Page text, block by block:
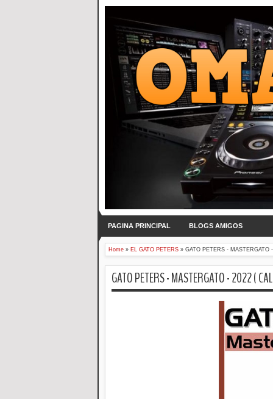
PAGINA PRINCIPAL BLOGS AMIGOS
Home » EL GATO PETERS » GATO PETERS -
GATO PETERS - MASTERGATO - 2022 (